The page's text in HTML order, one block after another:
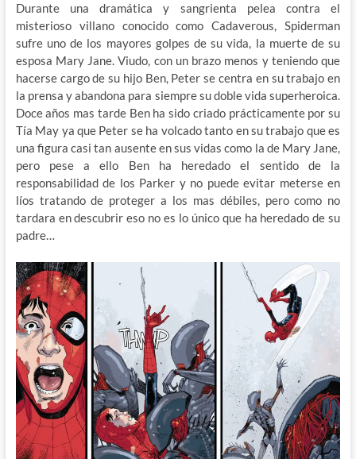
Durante una dramática y sangrienta pelea contra el
misterioso villano conocido como Cadaverous, Spiderman
sufre uno de los mayores golpes de su vida, la muerte de su
esposa Mary Jane. Viudo, con un brazo menos y teniendo que
hacerse cargo de su hijo Ben, Peter se centra en su trabajo en
la prensa y abandona para siempre su doble vida superheroica.
Doce años mas tarde Ben ha sido criado prácticamente por su
Tía May ya que Peter se ha volcado tanto en su trabajo que es
una figura casi tan ausente en sus vidas como la de Mary Jane,
pero pese a ello Ben ha heredado el sentido de la
responsabilidad de los Parker y no puede evitar meterse en
líos tratando de proteger a los mas débiles, pero como no
tardara en descubrir eso no es lo único que ha heredado de su
padre…